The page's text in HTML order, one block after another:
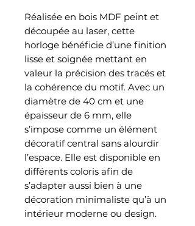
Réalisée en bois MDF peint et
découpée au laser, cette
horloge bénéficie d’une finition
lisse et soignée mettant en
valeur la précision des tracés et
la cohérence du motif. Avec un
diamètre de 40 cm et une
épaisseur de 6 mm, elle
s’impose comme un élément
décoratif central sans alourdir
l’espace. Elle est disponible en
différents coloris afin de
s’adapter aussi bien à une
décoration minimaliste qu’à un
intérieur moderne ou design.